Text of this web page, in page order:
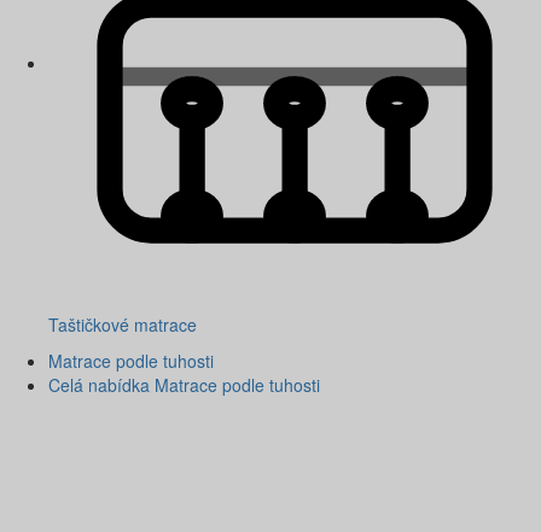
Taštičkové matrace
Matrace podle tuhosti
Celá nabídka Matrace podle tuhosti